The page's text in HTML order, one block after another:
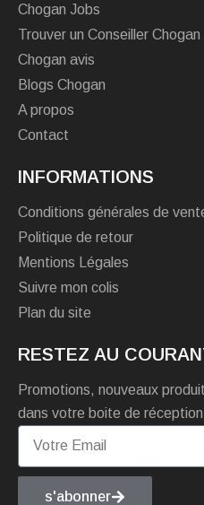
Chogan Jobs
Trouver un Conseiller
Chogan avis
Blogs Chogan
A propos
Contact
INFORMATIONS
Conditions générales de
Politique de retour
Mentions Légales
Suivre mon colis
Plan du site
RESTEZ AU
Promotions, nouveaux
dans votre boite de
s'abonner